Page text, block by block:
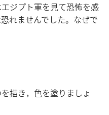
ジプト軍を見て恐怖を感
れませんでした。なぜで
描き，色を塗りましょ